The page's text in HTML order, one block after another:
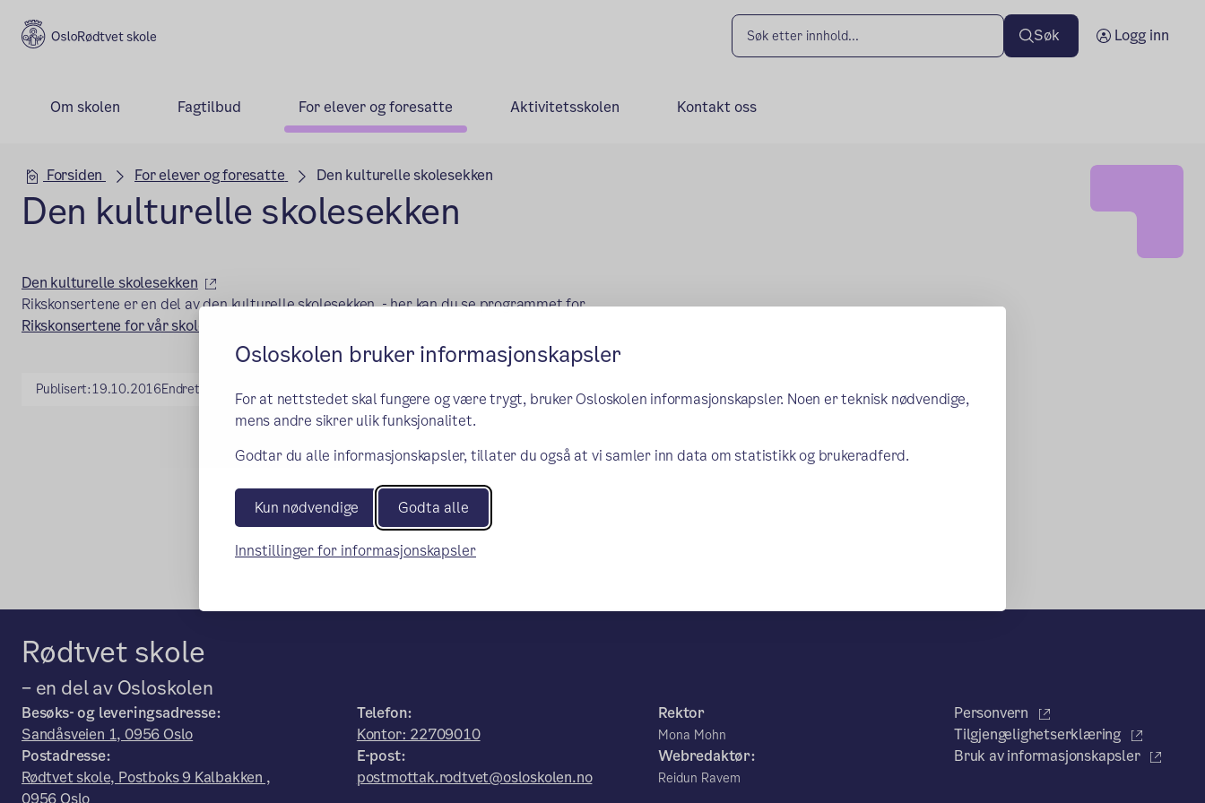
Osloskolen bruker informasjonskapsler
For at nettstedet skal fungere og være trygt, bruker Osloskolen informasjonskapsler. Noen er teknisk nødvendige,
mens andre sikrer ulik funksjonalitet.
Godtar du alle informasjonskapsler, tillater du også at vi samler inn data om statistikk og brukeradferd.
Kun nødvendige Godta alle
Innstillinger for informasjonskapsler
Rødtvet skole Søk Logg inn
Om skolen Fagtilbud For elever og foresatte Aktivitetsskolen Kontakt oss
Hovedseksjon
Forsiden For elever og foresatte Den kulturelle skolesekken
Den kulturelle skolesekken
Den kulturelle skolesekken
(ekstern lenke)
Rikskonsertene er en del av den kulturelle skolesekken - her kan du se programmet for
Rikskonsertene for vår skole 2016-2017
Publisert:19.10.2016Endret: 29.11.2016
Rødtvet skole
– en del av Osloskolen
Besøks- og leveringsadresse:
Sandåsveien 1, 0956 Oslo
Postadresse:
Rødtvet skole, Postboks 9 Kalbakken ,
Telefon:
Kontor: 22709010
E-post:
postmottak.rodtvet@osloskolen.no
Rektor
Mona Mohn
Webredaktør:
Reidun Ravem
Personvern
Tilgjengelighetserklæring
Bruk av informasjonskapsler